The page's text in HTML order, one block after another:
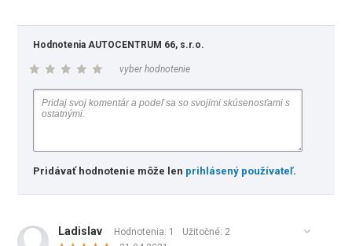
Hodnotenia AUTOCENTRUM 66, s.r.o.
vyber hodnotenie
Pridávať hodnotenie môže len prihlásený používateľ.
Ladislav Hodnotenia: 1 Užitočné: 2